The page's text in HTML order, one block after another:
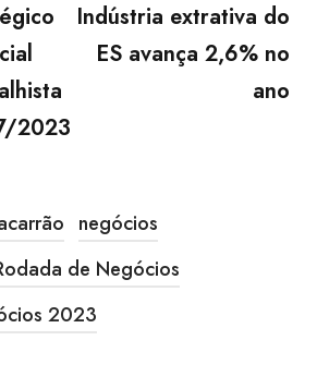
2023
Indústria extrativa do
ES avança 2,6% no
ano
negócios
de Negócios
2023